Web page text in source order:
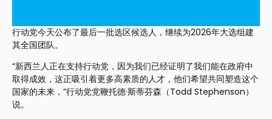
行动党今天公布了最后一批选区候选人，继续为2026年大选组建
其全国团队。
“新西兰人正在支持行动党，因为我们已经证明了我们能在政府中
取得成效，这正吸引着更多高素质的人才，他们希望共同塑造这个
国家的未来，”行动党党鞭托德·斯蒂芬森（Todd Stephenson）
说。